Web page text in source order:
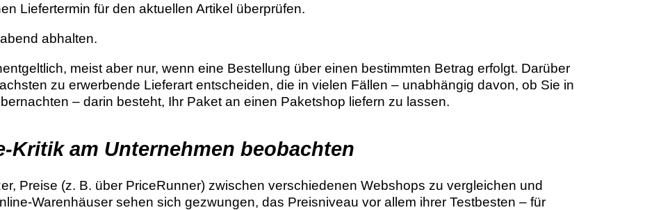
Liefertermin für den aktuellen Artikel überprüfen.
abhalten.
meist aber nur, wenn eine Bestellung über einen bestimmten Betrag erfolgt. Darüber
zu erwerbende Lieferart entscheiden, die in vielen Fällen – unabhängig davon, ob Sie in
– darin besteht, Ihr Paket an einen Paketshop liefern zu lassen.
Kritik am Unternehmen beobachten
Preise (z. B. über PriceRunner) zwischen verschiedenen Webshops zu vergleichen und
Warenhäuser sehen sich gezwungen, das Preisniveau vor allem ihrer Testbesten – für